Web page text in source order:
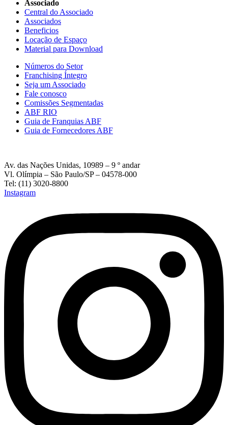
Associado
Central do Associado
Associados
Beneficios
Locação de Espaço
Material para Download
Números do Setor
Franchising Íntegro
Seja um Associado
Fale conosco
Comissões Segmentadas
ABF RIO
Guia de Franquias ABF
Guia de Fornecedores ABF
Av. das Nações Unidas, 10989 – 9 º andar
Vl. Olímpia – São Paulo/SP – 04578-000
Tel: (11) 3020-8800
Instagram